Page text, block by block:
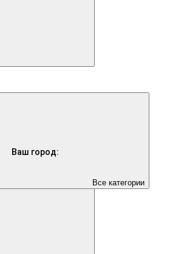
Ваш город:
Все категории